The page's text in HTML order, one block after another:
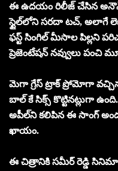
ఈ ఉదయం రిలీజ్ చేసిన
స్టైల్‌లోని సరదా టచ్, అలాగే
ఫస్ట్ సింగిల్ మీసాల పిల్లని
ప్రెజెంటేషన్ నవ్వులు పంచి
మెగా గ్రేస్ ట్రాక్ ప్రోమోగా
బాల్ కే సిక్స్ కొట్టినట్లుగా
అపీల్‌ని కలిపిన ఈ సాంగ్
ఖాయం.
ఈ చిత్రానికి సమీర్ రెడ్డి